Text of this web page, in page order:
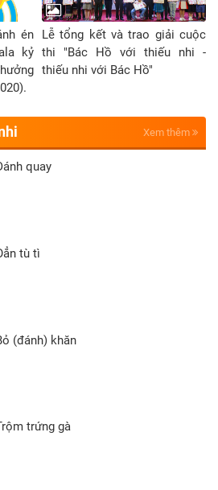
én
kỷ
Lễ tổng kết và trao giải cuộc
thi "Bác Hồ với thiếu nhi -
thiếu nhi với Bác Hồ"
Xem thêm
quay
tù tì
(đánh) khăn
trứng gà